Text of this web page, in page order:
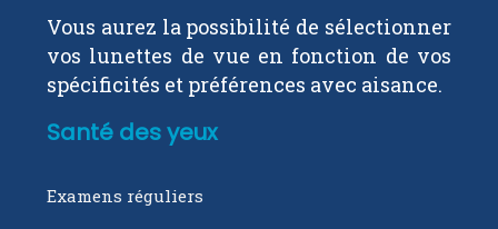
Vous aurez la possibilité de sélectionner
vos lunettes de vue en fonction de vos
spécificités et préférences avec aisance.
Santé des yeux
Examens réguliers